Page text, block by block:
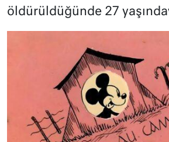
öldürüldüğünde 27